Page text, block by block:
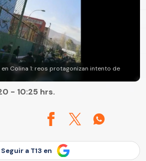
Colina 1: reos protagonizan intento de
- 10:25 hrs.
Seguir a T13 en